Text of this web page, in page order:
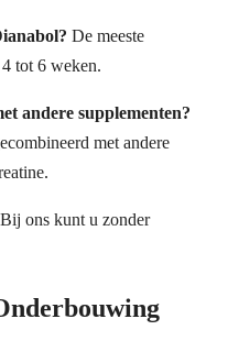
De meeste
tot 6 weken.
andere supplementen?
met andere
Bij ons kunt u zonder